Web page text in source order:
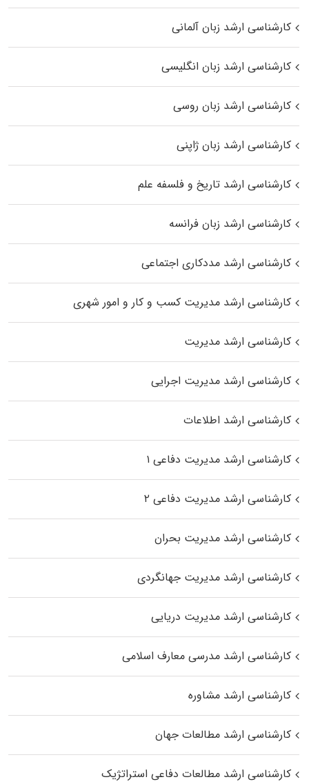
کارشناسی ارشد زبان آلمانی
کارشناسی ارشد زبان انگلیسی
کارشناسی ارشد زبان روسی
کارشناسی ارشد زبان ژاپنی
کارشناسی ارشد تاریخ و فلسفه علم
کارشناسی ارشد زبان فرانسه
کارشناسی ارشد مددکاری اجتماعی
کارشناسی ارشد مدیریت کسب و کار و امور شهری
کارشناسی ارشد مدیریت
کارشناسی ارشد مدیریت اجرایی
کارشناسی ارشد اطلاعات
کارشناسی ارشد مدیریت دفاعی ۱
کارشناسی ارشد مدیریت دفاعی ۲
کارشناسی ارشد مدیریت بحران
کارشناسی ارشد مدیریت جهانگردی
کارشناسی ارشد مدیریت دریایی
کارشناسی ارشد مدرسی معارف اسلامی
کارشناسی ارشد مشاوره
کارشناسی ارشد مطالعات جهان
کارشناسی ارشد مطالعات دفاعی استراتژیک